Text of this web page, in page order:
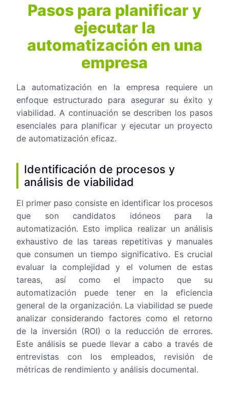
Pasos para planificar y
ejecutar la
automatización en una
empresa
La automatización en la empresa requiere un
enfoque estructurado para asegurar su éxito y
viabilidad. A continuación se describen los pasos
esenciales para planificar y ejecutar un proyecto
de automatización eficaz.
Identificación de procesos y
análisis de viabilidad
El primer paso consiste en identificar los procesos
que son candidatos idóneos para la
automatización. Esto implica realizar un análisis
exhaustivo de las tareas repetitivas y manuales
que consumen un tiempo significativo. Es crucial
evaluar la complejidad y el volumen de estas
tareas, así como el impacto que su
automatización puede tener en la eficiencia
general de la organización. La viabilidad se puede
analizar considerando factores como el retorno
de la inversión (ROI) o la reducción de errores.
Este análisis se puede llevar a cabo a través de
entrevistas con los empleados, revisión de
métricas de rendimiento y análisis documental.